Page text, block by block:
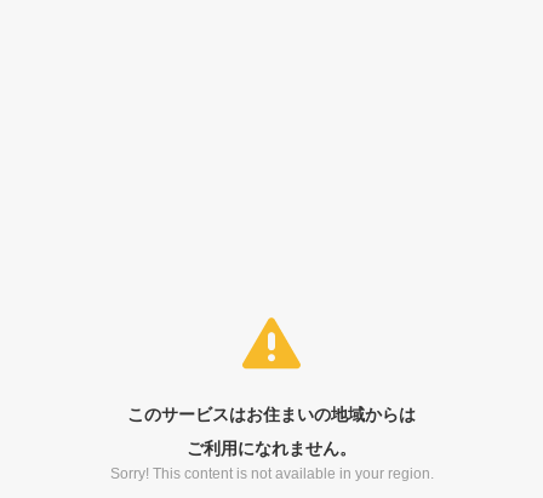
このサービスはお住まいの地域からは
ご利用になれません。
Sorry! This content is not available in your region.